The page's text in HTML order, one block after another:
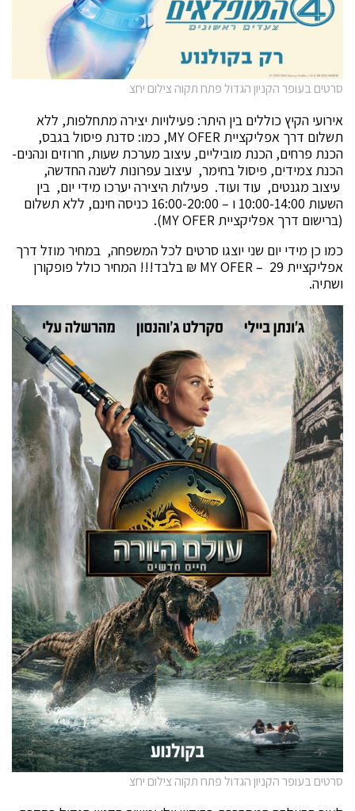
סרטים בעופר הקניון הגדול פתח תקוה צילום יחצ
אירועי הקיץ כוללים בין היתר: פעילויות יצירה מתחלפות, ללא
תשלום דרך אפליקציית MY OFER, כמו: סדנת פיסול בגבס,
הכנת פרחים, הכנת מוביליים, עיצוב מערכת שעות, חרוזים ונהנים-
הכנת צמידים, פיסול בחימר, עיצוב עפרונות לשנה החדשה,
עיצוב מגנטים, עוד ועוד. פעילות היצירה יערכו מידי יום, בין
השעות 10:00-14:00 ו – 16:00-20:00 כניסה חינם, ללא תשלום
(ברישום דרך אפליקציית MY OFER).
כמו כן מידי יום שני יוצגו סרטים לכל המשפחה, במחיר מוזל דרך
אפליקציית MY OFER – 29 ₪ בלבד!!! המחיר כולל פופקורן
ושתיה.
סרטים בעופר הקניון הגדול פתח תקוה צילום יחצ